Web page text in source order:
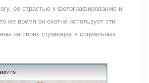
ее страстью к фотографированию и
же время он охотно использует эти
на своих страницах в социальных